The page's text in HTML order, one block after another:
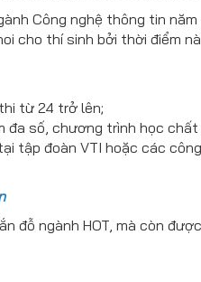
Công nghệ thông tin
cho thí sinh bởi thời điểm
từ 24 trở lên;
số, chương trình học
tập đoàn VTI hoặc các
đỗ ngành HOT, mà còn